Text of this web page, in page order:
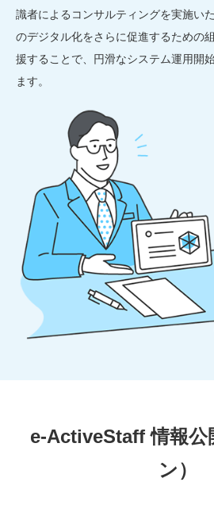
識者によるコンサルティングを実施い
のデジタル化をさらに促進するための
援することで、円滑なシステム運用開
ます。
e-ActiveStaff 情報公
ン）